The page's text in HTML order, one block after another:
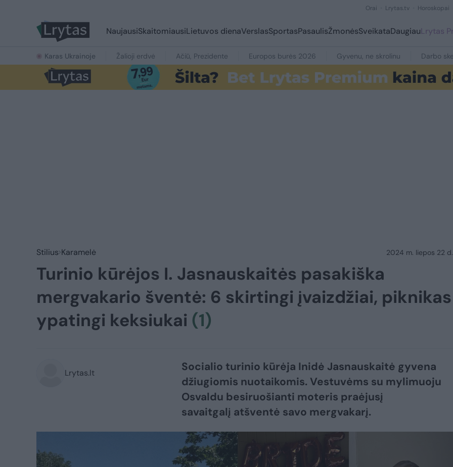
Orai Lrytas.tv Horoskopai
NaujausiSkaitomiausiLietuvos dienaVerslasSportasPasaulisŽmonėsSveikataDaugiauLrytas
Karas Ukrainoje Žalioji erdvė Ačiū, Prezidente Europos burės 2026 Gyvenu, ne skrolinu Darbo
Stilius Karamelė 2024 m. liepos 22 d.
Turinio kūrėjos I. Jasnauskaitės pasakiška
mergvakario šventė: 6 skirtingi įvaizdžiai,
ypatingi keksiukai (1)
Lrytas.lt
Socialio turinio kūrėja Inidė Jasnauskaitė gyvena
džiugiomis nuotaikomis. Vestuvėms su mylimuoju
Osvaldu besiruošianti moteris praėjusį
savaitgalį atšventė savo mergvakarį.